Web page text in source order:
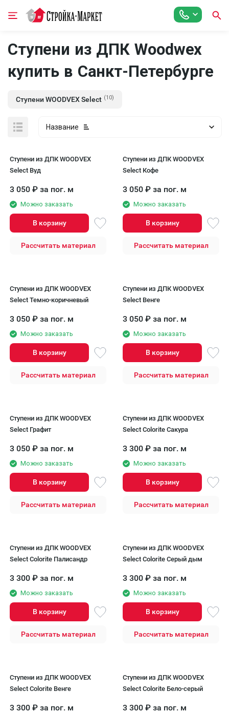
Ступени из ДПК Woodwex
купить в Санкт-Петербурге
Ступени WOODVEX Select (10)
Название
Ступени из ДПК WOODVEX
Select Вуд
3 050 ₽ за пог. м
Можно заказать
В корзину
Рассчитать материал
Ступени из ДПК WOODVEX
Select Кофе
3 050 ₽ за пог. м
Можно заказать
В корзину
Рассчитать материал
Ступени из ДПК WOODVEX
Select Темно-коричневый
3 050 ₽ за пог. м
Можно заказать
В корзину
Рассчитать материал
Ступени из ДПК WOODVEX
Select Венге
3 050 ₽ за пог. м
Можно заказать
В корзину
Рассчитать материал
Ступени из ДПК WOODVEX
Select Графит
3 050 ₽ за пог. м
Можно заказать
В корзину
Рассчитать материал
Ступени из ДПК WOODVEX
Select Colorite Сакура
3 300 ₽ за пог. м
Можно заказать
В корзину
Рассчитать материал
Ступени из ДПК WOODVEX
Select Colorite Палисандр
3 300 ₽ за пог. м
Можно заказать
В корзину
Рассчитать материал
Ступени из ДПК WOODVEX
Select Colorite Серый дым
3 300 ₽ за пог. м
Можно заказать
В корзину
Рассчитать материал
Ступени из ДПК WOODVEX
Select Colorite Венге
3 300 ₽ за пог. м
Ступени из ДПК WOODVEX
Select Colorite Бело-серый
3 300 ₽ за пог. м